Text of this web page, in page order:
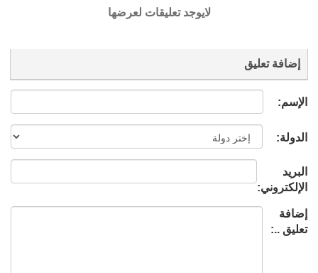
لايوجد تعليقات لعرضها
إضافة تعليق
الإسم:
الدولة:
البريد
الإلكتروني:
إضافة
تعليق ..: